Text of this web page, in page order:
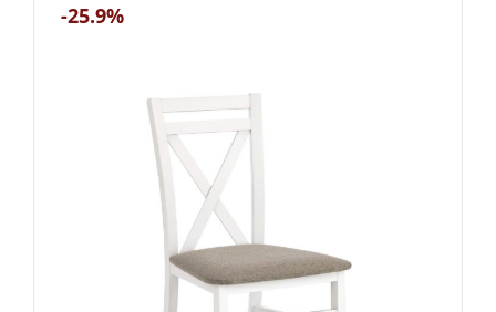
-25.9%